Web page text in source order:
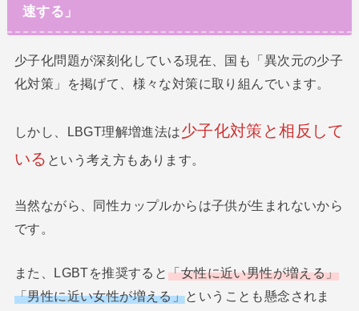
速する」
少子化問題が深刻化している現在、国も「異次元の少子
化対策」を掲げて、様々な対策に取り組んでいます。
しかし、LBGT理解増進法は少子化対策と相反して
いる という考え方もあります。
当然ながら、同性カップルからは子供が生まれないから
です。
また、LGBTを推奨すると 「女性に近い男性が増える」
「男性に近い女性が増える」ということも懸念されま